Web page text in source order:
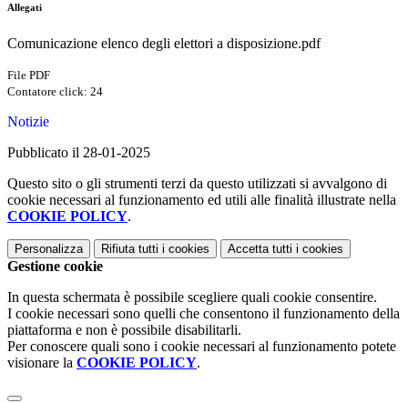
Allegati
Comunicazione elenco degli elettori a disposizione.pdf
File PDF
Contatore click: 24
Notizie
Pubblicato il 28-01-2025
Questo sito o gli strumenti terzi da questo utilizzati si avvalgono di
cookie necessari al funzionamento ed utili alle finalità illustrate nella
COOKIE POLICY.
Personalizza Rifiuta tutti i cookies Accetta tutti i cookies
Gestione cookie
In questa schermata è possibile scegliere quali cookie consentire.
I cookie necessari sono quelli che consentono il funzionamento della
piattaforma e non è possibile disabilitarli.
Per conoscere quali sono i cookie necessari al funzionamento potete
visionare la COOKIE POLICY.